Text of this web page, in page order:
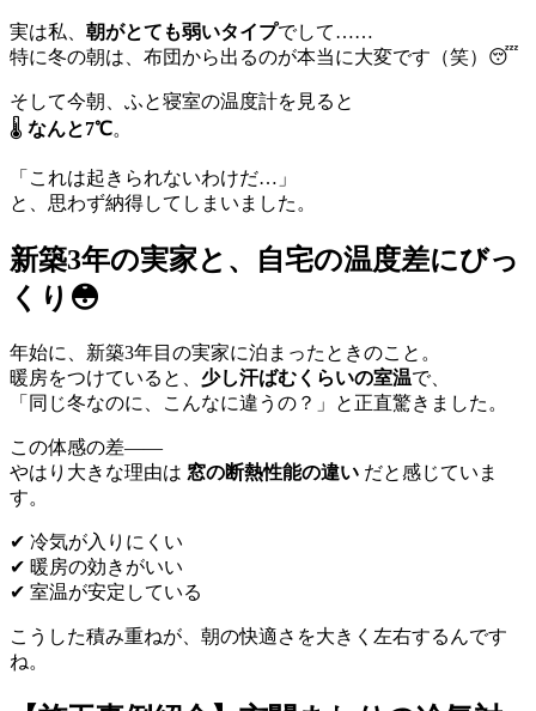
実は私、 朝がとても弱いタイプでして……
特に冬の朝は、布団から出るのが本当に大変です（笑）😴
そして今朝、ふと寝室の温度計を見ると
🌡️ なんと7℃。
「これは起きられないわけだ…」
と、思わず納得してしまいました。
新築3年の実家と、自宅の温度差にびっ
くり😳
年始に、新築3年目の実家に泊まったときのこと。
暖房をつけていると、 少し汗ばむくらいの室温で、
「同じ冬なのに、こんなに違うの？」と正直驚きました。
この体感の差――
やはり大きな理由は 窓の断熱性能の違い だと感じていま
す。
✔ 冷気が入りにくい
✔ 暖房の効きがいい
✔ 室温が安定している
こうした積み重ねが、朝の快適さを大きく左右するんです
ね。